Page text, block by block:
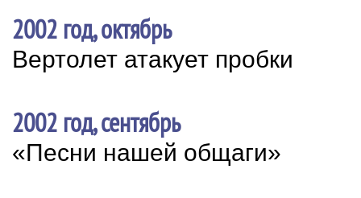
2002 год, октябрь
Вертолет атакует пробки
2002 год, сентябрь
«Песни нашей общаги»